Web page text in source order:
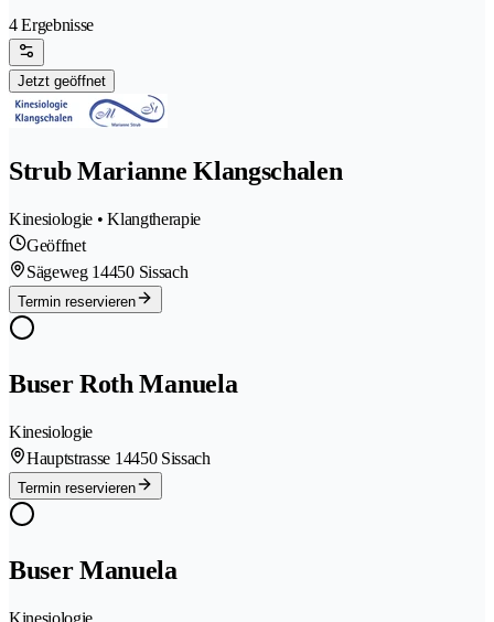
4 Ergebnisse
Jetzt geöffnet
Strub Marianne Klangschalen
Kinesiologie • Klangtherapie
Geöffnet
Sägeweg 14450 Sissach
Termin reservieren
Buser Roth Manuela
Kinesiologie
Hauptstrasse 14450 Sissach
Termin reservieren
Buser Manuela
Kinesiologie